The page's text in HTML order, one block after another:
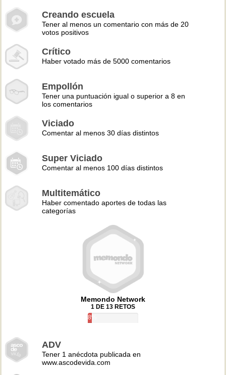
Creando escuela
Tener al menos un comentario con más de 20
votos positivos
Crítico
Haber votado más de 5000 comentarios
Empollón
Tener una puntuación igual o superior a 8 en
los comentarios
Viciado
Comentar al menos 30 días distintos
Super Viciado
Comentar al menos 100 días distintos
Multitemático
Haber comentado aportes de todas las
categorías
Memondo Network
1 DE 13 RETOS
8%
ADV
Tener 1 anécdota publicada en
www.ascodevida.com